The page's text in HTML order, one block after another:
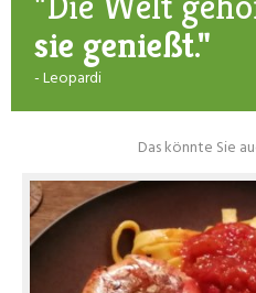
sie genießt."
- Leopardi
Das könnte Sie